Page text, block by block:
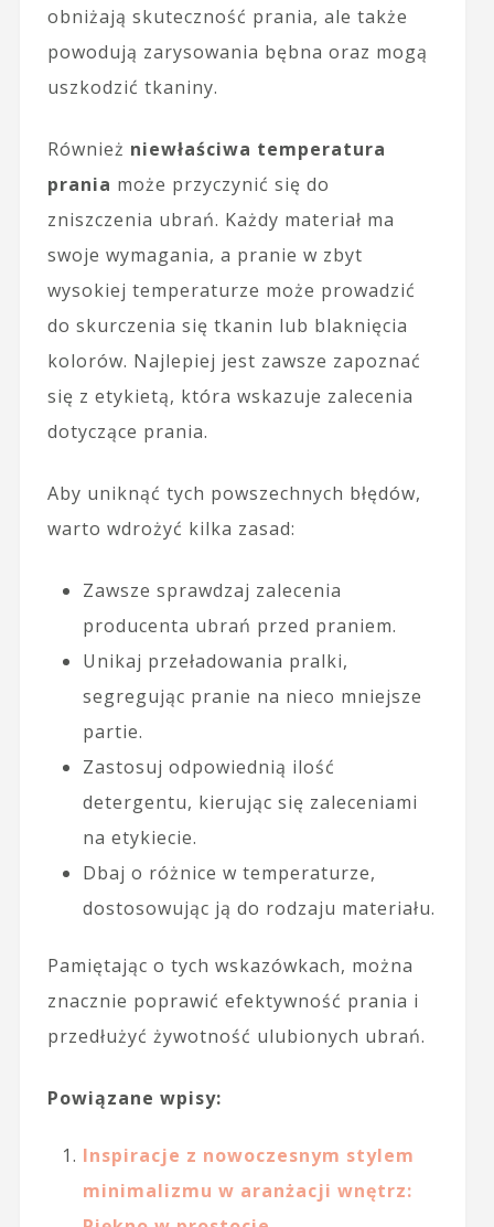
obniżają skuteczność prania, ale także
powodują zarysowania bębna oraz mogą
uszkodzić tkaniny.
Również niewłaściwa temperatura
prania może przyczynić się do
zniszczenia ubrań. Każdy materiał ma
swoje wymagania, a pranie w zbyt
wysokiej temperaturze może prowadzić
do skurczenia się tkanin lub blaknięcia
kolorów. Najlepiej jest zawsze zapoznać
się z etykietą, która wskazuje zalecenia
dotyczące prania.
Aby uniknąć tych powszechnych błędów,
warto wdrożyć kilka zasad:
Zawsze sprawdzaj zalecenia
producenta ubrań przed praniem.
Unikaj przeładowania pralki,
segregując pranie na nieco mniejsze
partie.
Zastosuj odpowiednią ilość
detergentu, kierując się zaleceniami
na etykiecie.
Dbaj o różnice w temperaturze,
dostosowując ją do rodzaju materiału.
Pamiętając o tych wskazówkach, można
znacznie poprawić efektywność prania i
przedłużyć żywotność ulubionych ubrań.
Powiązane wpisy:
Inspiracje z nowoczesnym stylem
minimalizmu w aranżacji wnętrz: